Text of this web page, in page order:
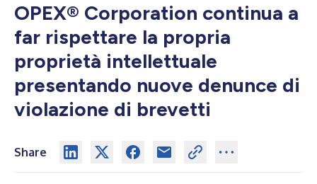
OPEX® Corporation continua a
far rispettare la propria
proprietà intellettuale
presentando nuove denunce di
violazione di brevetti
Share